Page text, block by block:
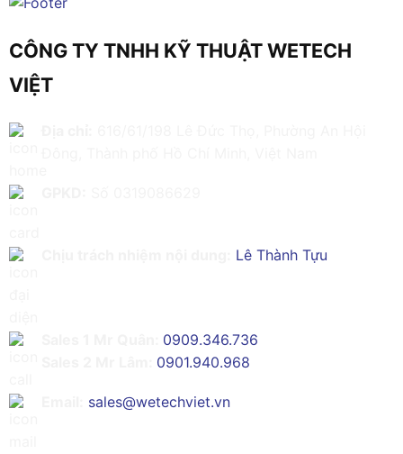
CÔNG TY TNHH KỸ THUẬT WETECH
VIỆT
Lê Thành Tựu
0909.346.736
0901.940.968
sales@wetechviet.vn